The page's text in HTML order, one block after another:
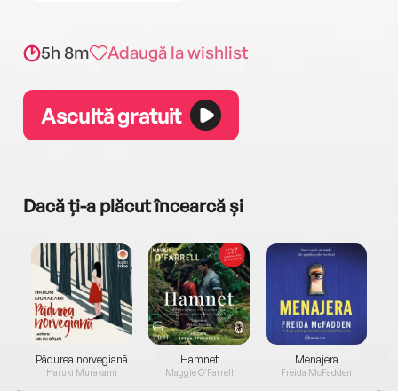
5h 8m Adaugă la wishlist
Ascultă gratuit
Dacă ți-a plăcut încearcă și
Pădurea norvegiană
Haruki Murakami
Hamnet
Maggie O'Farrell
Menajera
Freida McFadden